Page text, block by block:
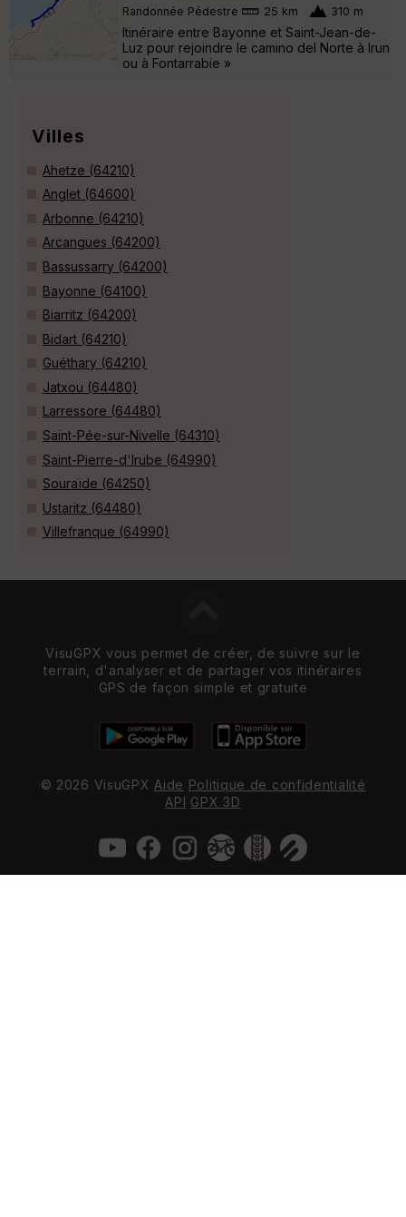
Randonnée Pédestre 25 km 310 m
Itinéraire entre Bayonne et Saint-Jean-de-
Luz pour rejoindre le camino del Norte à Irun
ou à Fontarrabie »
Villes
Ahetze (64210)
Anglet (64600)
Arbonne (64210)
Arcangues (64200)
Bassussarry (64200)
Bayonne (64100)
Biarritz (64200)
Bidart (64210)
Guéthary (64210)
Jatxou (64480)
Larressore (64480)
Saint-Pée-sur-Nivelle (64310)
Saint-Pierre-d'Irube (64990)
Souraïde (64250)
Ustaritz (64480)
Villefranque (64990)
VisuGPX vous permet de créer, de suivre sur le
terrain, d'analyser et de partager vos itinéraires
GPS de façon simple et gratuite
© 2026 VisuGPXAide Politique de confidentialité
API GPX 3D